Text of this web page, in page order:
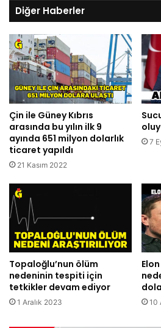
Diğer Haberler
Çin ile Güney Kıbrıs
arasında bu yılın ilk 9
ayında 651 milyon dolarlık
ticaret yapıldı
21 Kasım 2022
7
Topaloğlu’nun ölüm
nedeninin tespiti için
tetkikler devam ediyor
1 Aralık 2023 10